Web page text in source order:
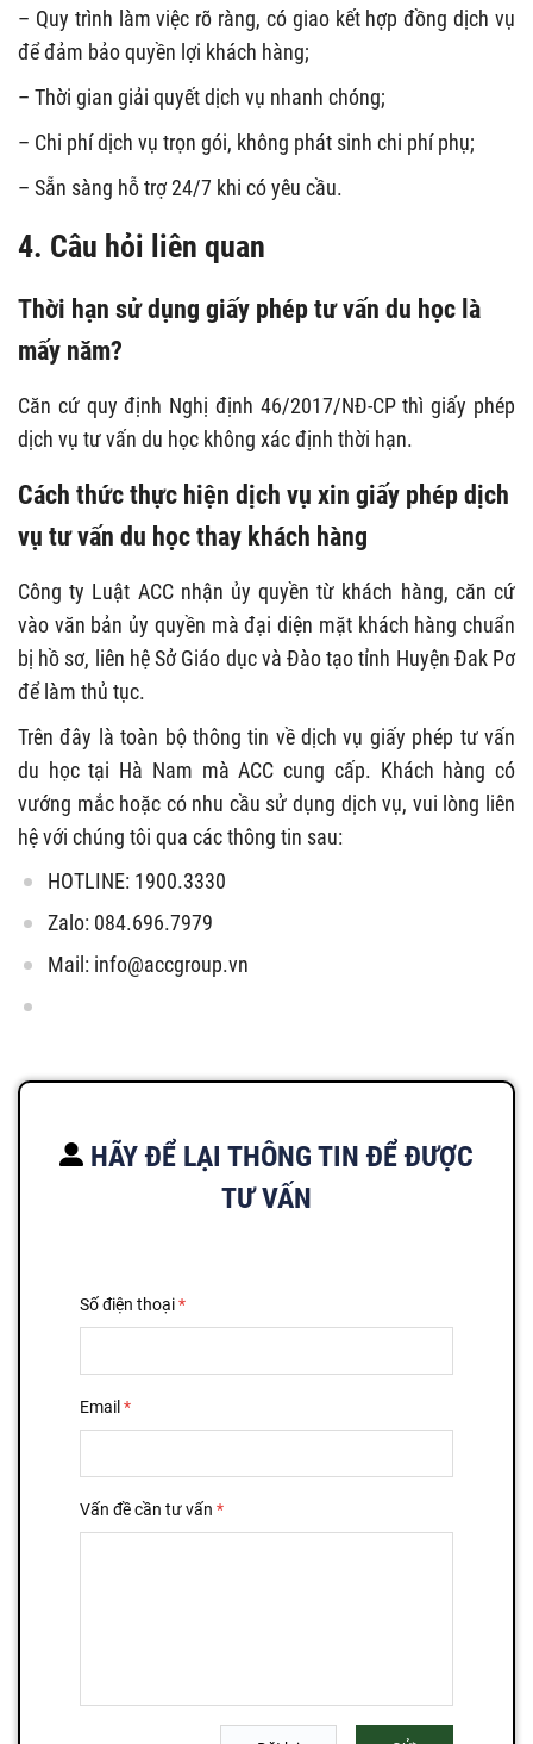
– Quy trình làm việc rõ ràng, có giao kết hợp đồng dịch vụ
để đảm bảo quyền lợi khách hàng;
– Thời gian giải quyết dịch vụ nhanh chóng;
– Chi phí dịch vụ trọn gói, không phát sinh chi phí phụ;
– Sẵn sàng hỗ trợ 24/7 khi có yêu cầu.
4. Câu hỏi liên quan
Thời hạn sử dụng giấy phép tư vấn du học là
mấy năm?
Căn cứ quy định Nghị định 46/2017/NĐ-CP thì giấy phép
dịch vụ tư vấn du học không xác định thời hạn.
Cách thức thực hiện dịch vụ xin giấy phép dịch
vụ tư vấn du học thay khách hàng
Công ty Luật ACC nhận ủy quyền từ khách hàng, căn cứ
vào văn bản ủy quyền mà đại diện mặt khách hàng chuẩn
bị hồ sơ, liên hệ Sở Giáo dục và Đào tạo tỉnh Huyện Đak Pơ
để làm thủ tục.
Trên đây là toàn bộ thông tin về dịch vụ giấy phép tư vấn
du học tại Hà Nam mà ACC cung cấp. Khách hàng có
vướng mắc hoặc có nhu cầu sử dụng dịch vụ, vui lòng liên
hệ với chúng tôi qua các thông tin sau:
HOTLINE: 1900.3330
Zalo: 084.696.7979
Mail: info@accgroup.vn
HÃY ĐỂ LẠI THÔNG TIN ĐỂ ĐƯỢC
TƯ VẤN